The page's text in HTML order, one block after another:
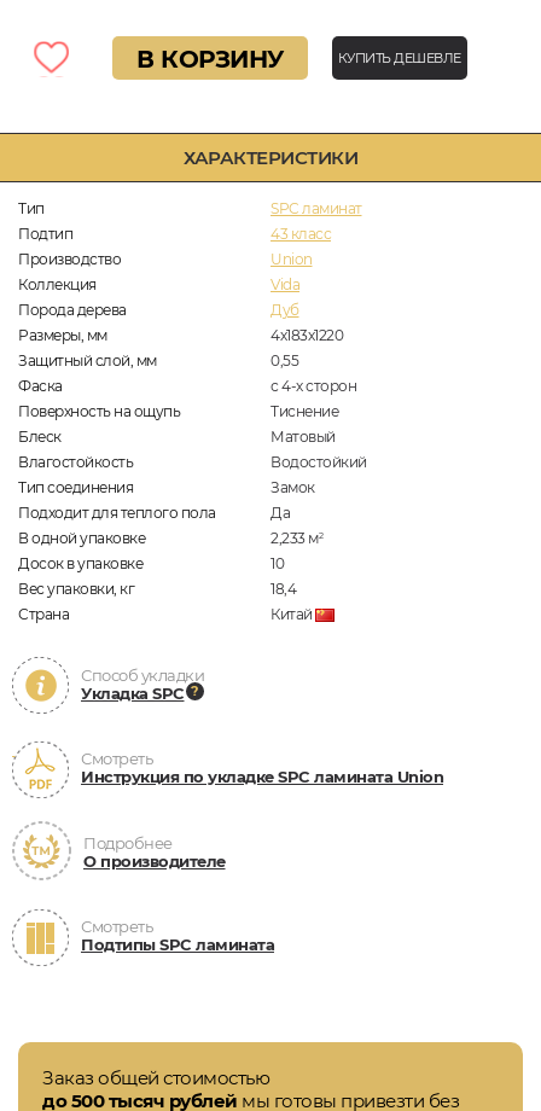
ХАРАКТЕРИСТИКИ
Тип
SPC ламинат
Подтип
43 класс
Производство
Union
Коллекция
Vida
Порода дерева
Дуб
Размеры, мм
4х183х1220
Защитный слой, мм
0,55
Фаска
с 4-х сторон
Поверхность на ощупь
Тиснение
Блеск
Матовый
Влагостойкость
Водостойкий
Тип соединения
Замок
Подходит для теплого пола
Да
В одной упаковке
2,233 м2
Досок в упаковке
10
Вес упаковки, кг
18,4
Страна
Китай
Способ укладки
Укладка SPC
Смотреть
Инструкция по укладке SPC ламината Union
Подробнее
О производителе
Смотреть
Подтипы SPC ламината
В КОРЗИНУ КУПИТЬ ДЕШЕВЛЕ
Заказ общей стоимостью
до 500 тысяч рублей мы готовы привезти без